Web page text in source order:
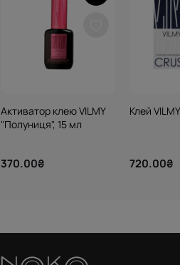
Активатор клею VILMY
"Полуниця", 15 мл
370.00₴
Клей
720.00₴